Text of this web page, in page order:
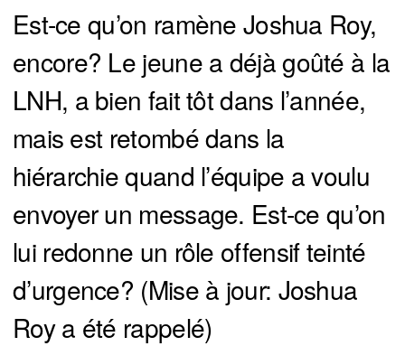
Est-ce qu’on ramène Joshua Roy,
encore? Le jeune a déjà goûté à la
LNH, a bien fait tôt dans l’année,
mais est retombé dans la
hiérarchie quand l’équipe a voulu
envoyer un message. Est-ce qu’on
lui redonne un rôle offensif teinté
d’urgence? (Mise à jour: Joshua
Roy a été rappelé)